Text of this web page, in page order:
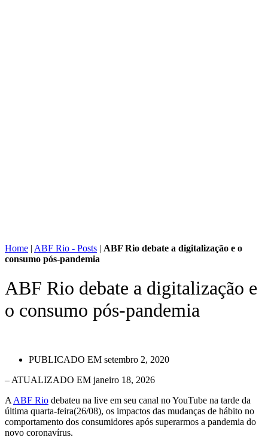
Home | ABF Rio - Posts | ABF Rio debate a digitalização e o
consumo pós-pandemia
ABF Rio debate a digitalização e
o consumo pós-pandemia
PUBLICADO EM setembro 2, 2020
– ATUALIZADO EM janeiro 18, 2026
A ABF Rio debateu na live em seu canal no YouTube na tarde da
última quarta-feira(26/08), os impactos das mudanças de hábito no
comportamento dos consumidores após superarmos a pandemia do
novo coronavírus.